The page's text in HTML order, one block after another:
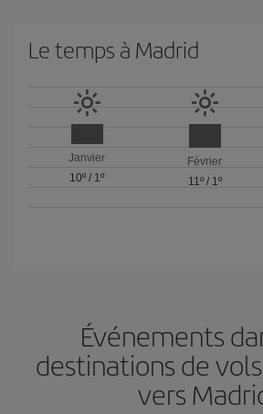
Le temps à Madrid
Janvier
10º / 1º
Février
11º/ 1º
Événements
destinations de
vers